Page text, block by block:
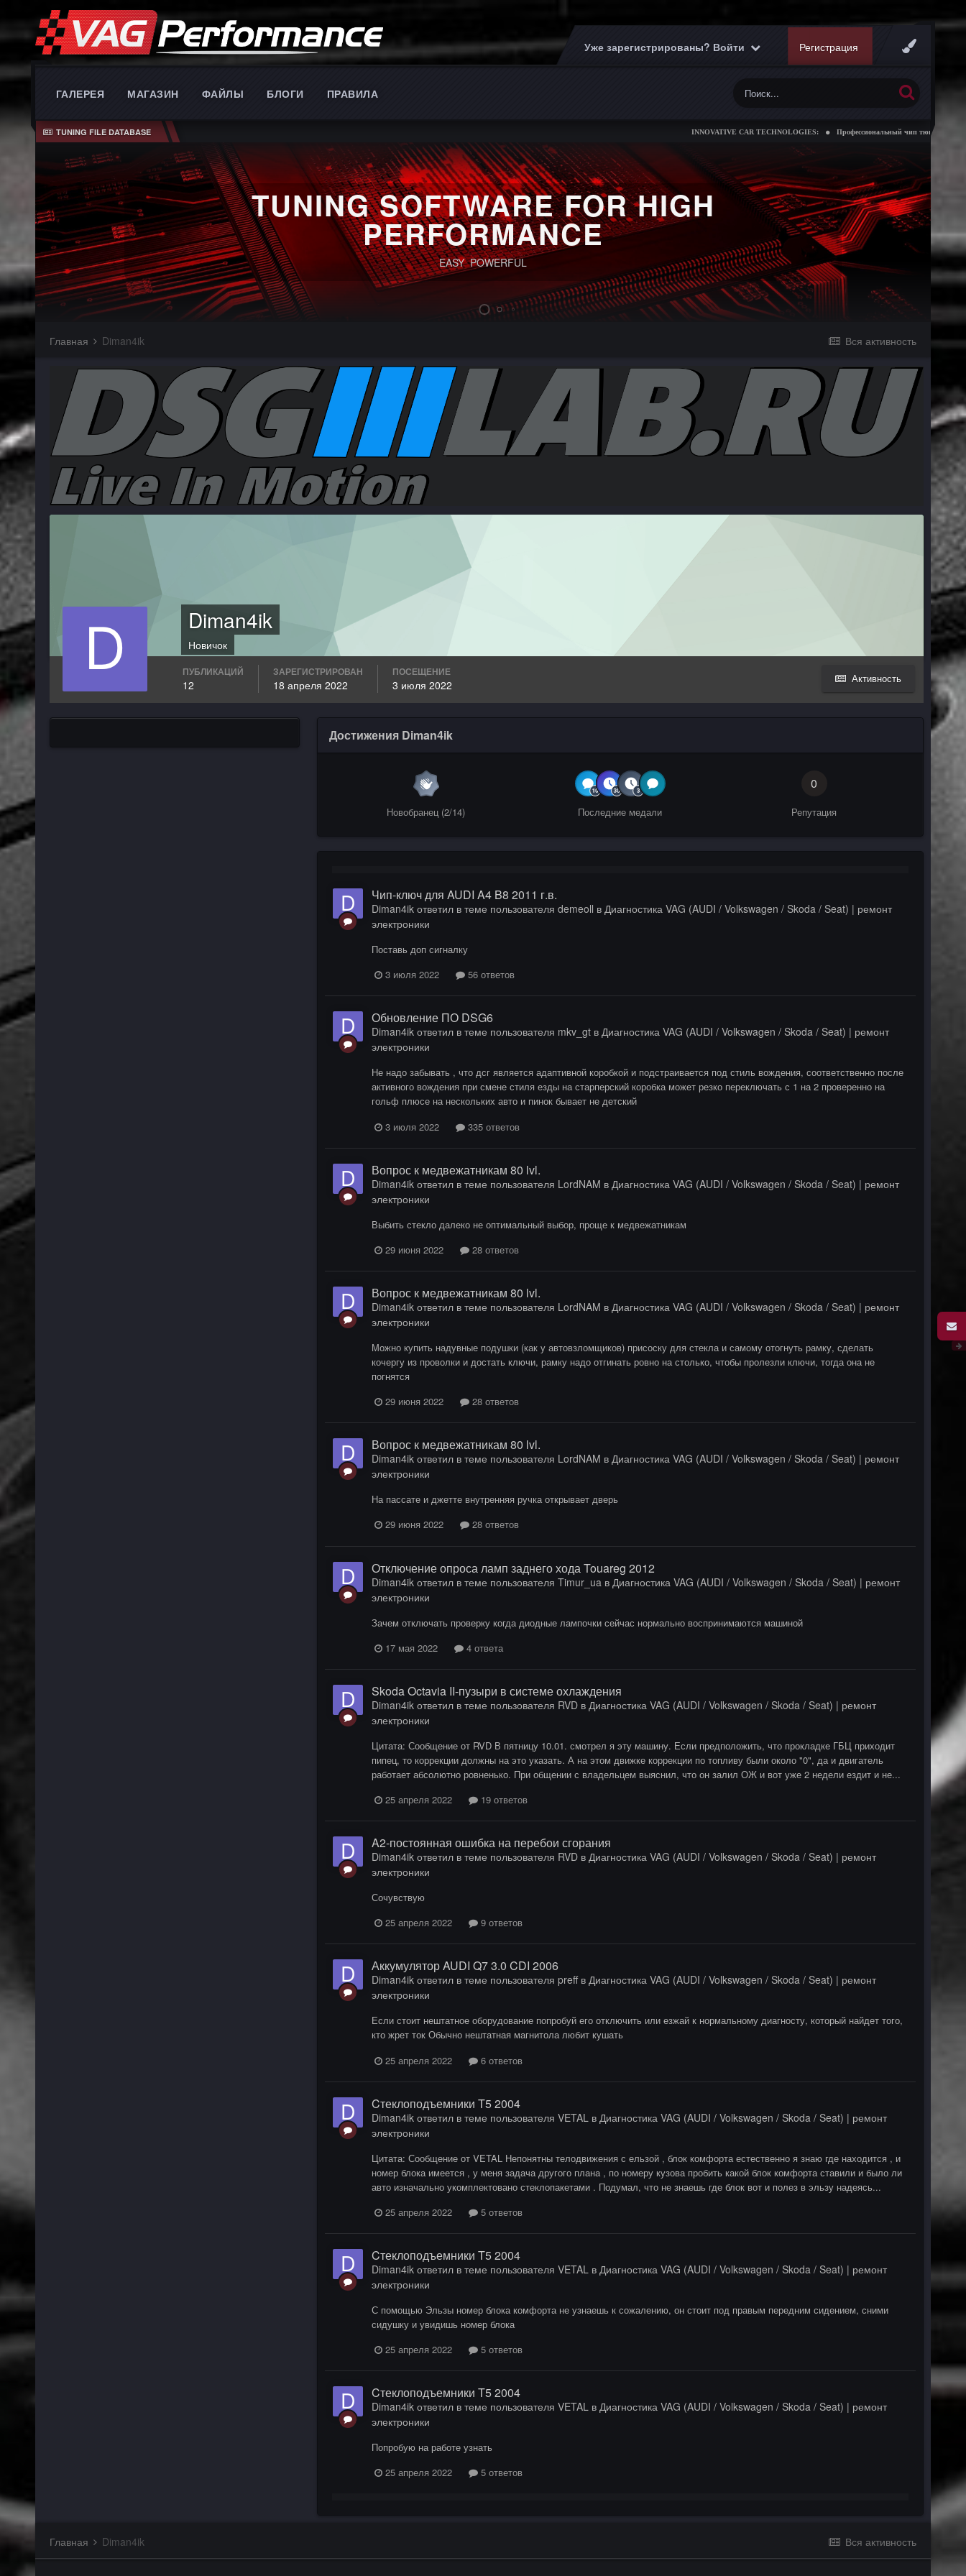
Уже зарегистрированы? Войти Регистрация
ГАЛЕРЕЯ МАГАЗИН ФАЙЛЫ БЛОГИ ПРАВИЛА
TUNING FILE DATABASE INNOVATIVE CAR TECHNOLOGIES: Профессиональный чип тюнинг коробок передач
TUNING SOFTWARE FOR HIGH
PERFORMANCE
EASY POWERFUL
Вся активность
Главная Diman4ik
Diman4ik
Новичок
Активность
ПУБЛИКАЦИЙ
12
ЗАРЕГИСТРИРОВАН
18 апреля 2022
ПОСЕЩЕНИЕ
3 июля 2022
Достижения Diman4ik
Новобранец (2/14) Последние медали
0
Репутация
Чип-ключ для AUDI A4 B8 2011 г.в.
Diman4ikответил в теме пользователя demeoll в Диагностика VAG (AUDI / Volkswagen / Skoda / Seat) | ремонт
электроники
Поставь доп сигналку
3 июля 2022
56 ответов
Обновление ПО DSG6
Diman4ikответил в теме пользователя mkv_gtв Диагностика VAG (AUDI / Volkswagen / Skoda / Seat) | ремонт
электроники
Не надо забывать , что дсг является адаптивной коробкой и подстраивается под стиль вождения, соответственно после
активного вождения при смене стиля езды на старперский коробка может резко переключать с 1 на 2 проверенно на
гольф плюсе на нескольких авто и пинок бывает не детский
3 июля 2022
335 ответов
Вопрос к медвежатникам 80 lvl.
Diman4ikответил в теме пользователя LordNAM в Диагностика VAG (AUDI / Volkswagen / Skoda / Seat) | ремонт
электроники
Выбить стекло далеко не оптимальный выбор, проще к медвежатникам
29 июня 2022
28 ответов
Вопрос к медвежатникам 80 lvl.
Diman4ikответил в теме пользователя LordNAM в Диагностика VAG (AUDI / Volkswagen / Skoda / Seat) | ремонт
электроники
Можно купить надувные подушки (как у автовзломщиков) присоску для стекла и самому отогнуть рамку, сделать
кочергу из проволки и достать ключи, рамку надо отгинать ровно на столько, чтобы пролезли ключи, тогда она не
погнятся
29 июня 2022
28 ответов
Вопрос к медвежатникам 80 lvl.
Diman4ikответил в теме пользователя LordNAM в Диагностика VAG (AUDI / Volkswagen / Skoda / Seat) | ремонт
электроники
На пассате и джетте внутренняя ручка открывает дверь
29 июня 2022
28 ответов
Отключение опроса ламп заднего хода Touareg 2012
Diman4ikответил в теме пользователя Timur_ua в Диагностика VAG (AUDI / Volkswagen / Skoda / Seat) | ремонт
электроники
Зачем отключать проверку когда диодные лампочки сейчас нормально воспринимаются машиной
17 мая 2022
4 ответа
Skoda Octavia II-пузыри в системе охлаждения
Diman4ikответил в теме пользователя RVDв Диагностика VAG (AUDI / Volkswagen / Skoda / Seat) | ремонт
электроники
Цитата: Сообщение от RVD В пятницу 10.01. смотрел я эту машину. Если предположить, что прокладке ГБЦ приходит
пипец, то коррекции должны на это указать. А на этом движке коррекции по топливу были около "0", да и двигатель
работает абсолютно ровненько. При общении с владельцем выяснил, что он залил ОЖ и вот уже 2 недели ездит и не...
25 апреля 2022
19 ответов
A2-постоянная ошибка на перебои сгорания
Diman4ikответил в теме пользователя RVDв Диагностика VAG (AUDI / Volkswagen / Skoda / Seat) | ремонт
электроники
Сочувствую
25 апреля 2022
9 ответов
Аккумулятор AUDI Q7 3.0 CDI 2006
Diman4ikответил в теме пользователя preffв Диагностика VAG (AUDI / Volkswagen / Skoda / Seat) | ремонт
электроники
Если стоит нештатное оборудование попробуй его отключить или езжай к нормальному диагносту, который найдет того,
кто жрет ток Обычно нештатная магнитола любит кушать
25 апреля 2022
6 ответов
Cтеклоподъемники T5 2004
Diman4ikответил в теме пользователя VETAL в Диагностика VAG (AUDI / Volkswagen / Skoda / Seat) | ремонт
электроники
Цитата: Сообщение от VETAL Непонятны телодвижения с ельзой , блок комфорта естественно я знаю где находится , и
номер блока имеется , у меня задача другого плана , по номеру кузова пробить какой блок комфорта ставили и было ли
авто изначально укомплектовано стеклопакетами . Подумал, что не знаешь где блок вот и полез в эльзу надеясь...
25 апреля 2022
5 ответов
Cтеклоподъемники T5 2004
Diman4ikответил в теме пользователя VETAL в Диагностика VAG (AUDI / Volkswagen / Skoda / Seat) | ремонт
электроники
С помощью Эльзы номер блока комфорта не узнаешь к сожалению, он стоит под правым передним сидением, сними
сидушку и увидишь номер блока
25 апреля 2022
5 ответов
Cтеклоподъемники T5 2004
Diman4ikответил в теме пользователя VETALв Диагностика VAG (AUDI / Volkswagen / Skoda / Seat) | ремонт
электроники
Попробую на работе узнать
25 апреля 2022
5 ответов
Вся активность
Главная Diman4ik